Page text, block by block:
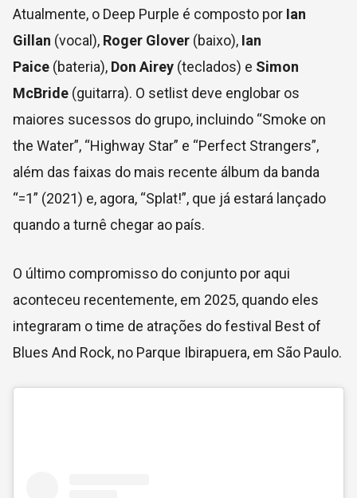
Atualmente, o Deep Purple é composto por Ian
Gillan (vocal), Roger Glover (baixo), Ian
Paice (bateria), Don Airey (teclados) e Simon
McBride (guitarra). O setlist deve englobar os
maiores sucessos do grupo, incluindo “Smoke on
the Water”, “Highway Star” e “Perfect Strangers”,
além das faixas do mais recente álbum da banda
“=1” (2021) e, agora, “Splat!”, que já estará lançado
quando a turnê chegar ao país.
O último compromisso do conjunto por aqui
aconteceu recentemente, em 2025, quando eles
integraram o time de atrações do festival Best of
Blues And Rock, no Parque Ibirapuera, em São Paulo.